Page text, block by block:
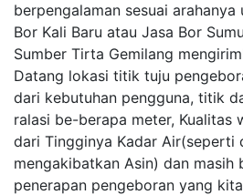
berpengalaman sesuai
Bor Kali Baru atau Jasa Bor
Sumber Tirta Gemilang
Datang lokasi titik tuju
dari kebutuhan pengguna, titik
ralasi be-berapa meter, Kualitas
dari Tingginya Kadar Air(seperti
mengakibatkan Asin) dan masih
penerapan pengeboran yang